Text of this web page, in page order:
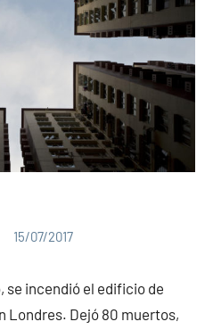
15/07/2017
se incendió el edificio de
Londres. Dejó 80 muertos,